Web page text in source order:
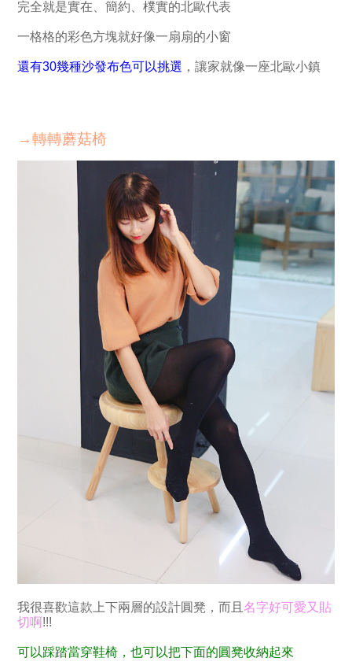
完全就是實在、簡約、樸實的北歐代表
一格格的彩色方塊就好像一扇扇的小窗
還有30幾種沙發布色可以挑選 ，讓家就像一座北歐小鎮
→轉轉蘑菇椅
我很喜歡這款上下兩層的設計圓凳，而且名字好可愛又貼
切啊!!!
可以踩踏當穿鞋椅，也可以把下面的圓凳收納起來